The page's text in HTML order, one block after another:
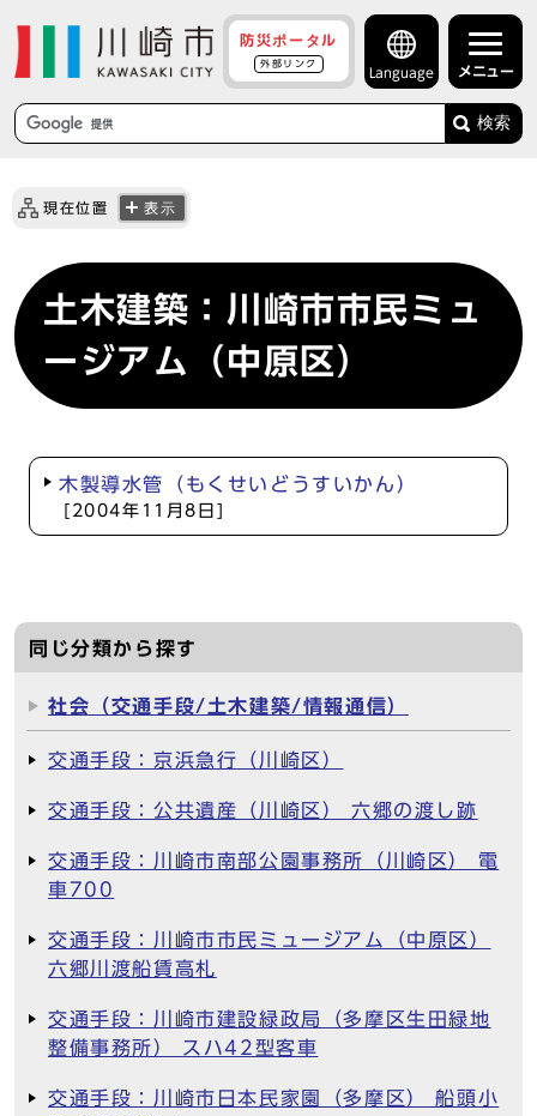
防災ポータル
外部リンク
Language メニュー
検索
現在位置 表示
土木建築：川崎市市民ミュ
ージアム（中原区）
木製導水管（もくせいどうすいかん）
[2004年11月8日]
同じ分類から探す
社会（交通手段/土木建築/情報通信）
交通手段：京浜急行（川崎区）
交通手段：公共遺産（川崎区） 六郷の渡し跡
交通手段：川崎市南部公園事務所（川崎区） 電
車700
交通手段：川崎市市民ミュージアム（中原区）
六郷川渡船賃高札
交通手段：川崎市建設緑政局（多摩区生田緑地
整備事務所） スハ42型客車
交通手段：川崎市日本民家園（多摩区） 船頭小